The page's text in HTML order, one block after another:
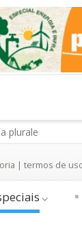
| termos de